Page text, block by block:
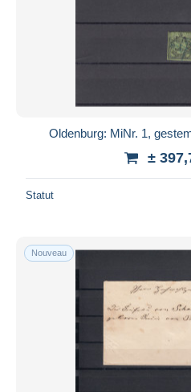
Oldenburg: MiNr. 1,
±
Statut
Nouveau